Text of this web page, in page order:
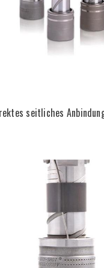
seitliches